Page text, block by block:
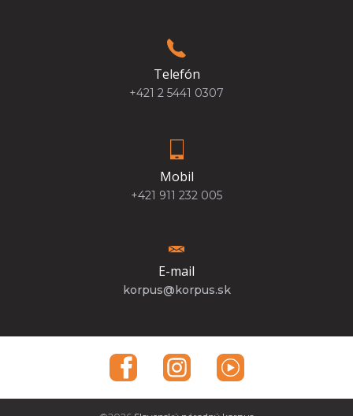
Telefón
+421 2 5441 0307
Mobil
+421 911 232 005
E-mail
korpus@korpus.sk